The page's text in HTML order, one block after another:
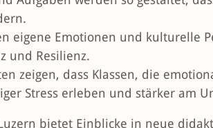
eigene Emotionen und kulturelle
und Resilienz.
zeigen, dass Klassen, die
Stress erleben und stärker am
bietet Einblicke in neue